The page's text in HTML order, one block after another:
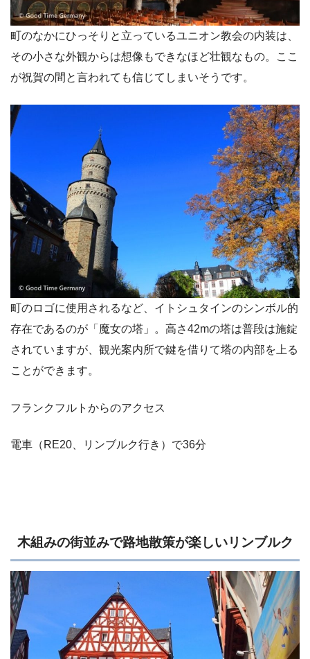
町のなかにひっそりと立っているユニオン教会の内装は、
その小さな外観からは想像もできなほど壮観なもの。ここ
が祝賀の間と言われても信じてしまいそうです。
町のロゴに使用されるなど、イトシュタインのシンボル的
存在であるのが「魔女の塔」。高さ42mの塔は普段は施錠
されていますが、観光案内所で鍵を借りて塔の内部を上る
ことができます。
フランクフルトからのアクセス
電車（RE20、リンブルク行き）で36分
木組みの街並みで路地散策が楽しいリンブルク